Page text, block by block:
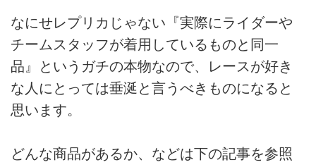
なにせレプリカじゃない『実際にライダーや
チームスタッフが着用しているものと同一
品』というガチの本物なので、レースが好き
な人にとっては垂涎と言うべきものになると
思います。
どんな商品があるか、などは下の記事を参照